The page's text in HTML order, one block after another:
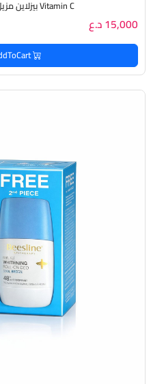
Vitamin C بيزلاين مزيل تعرق بالفيتامين سي
15,000 د.ع
productList.addToCart